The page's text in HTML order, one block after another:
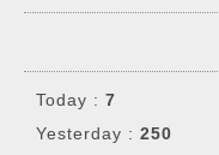
Today : 7
Yesterday : 250